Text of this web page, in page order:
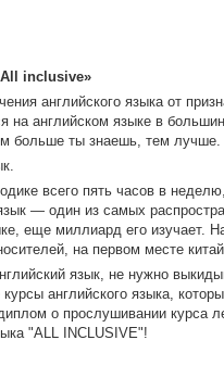
All inclusive»
английского языка от
на английском языке в
больше ты знаешь, тем
всего пять часов в
— один из самых
еще миллиард его изучает.
на первом месте
язык, не нужно
английского языка,
о прослушивании курса
"ALL INCLUSIVE"!